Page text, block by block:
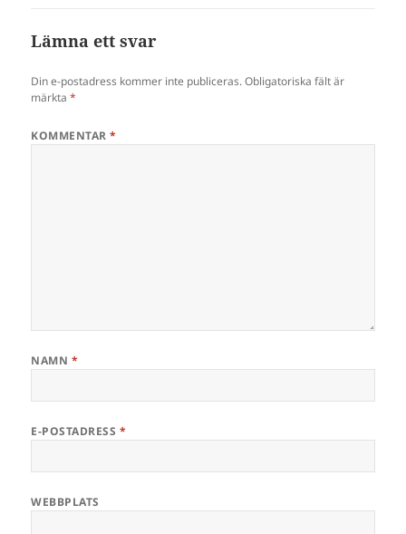
Lämna ett svar
Din e-postadress kommer inte publiceras. Obligatoriska fält är
märkta*
KOMMENTAR*
NAMN *
E-POSTADRESS *
WEBBPLATS